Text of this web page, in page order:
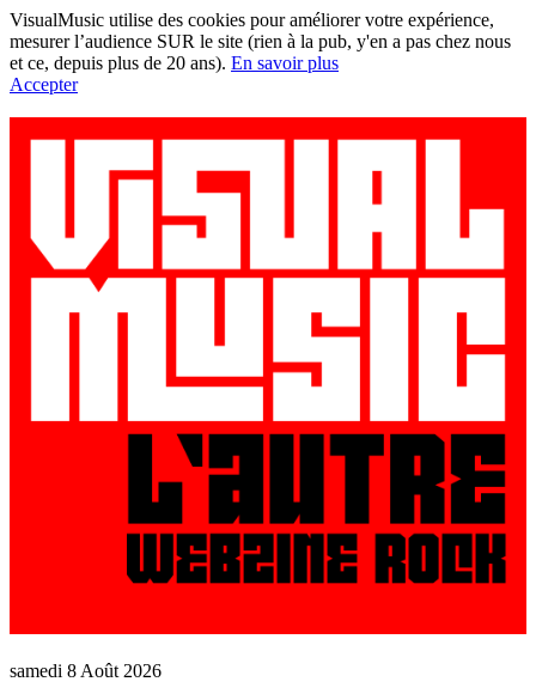
VisualMusic utilise des cookies pour améliorer votre expérience,
mesurer l’audience SUR le site (rien à la pub, y'en a pas chez nous
et ce, depuis plus de 20 ans). En savoir plus
Accepter
samedi 8 Août 2026